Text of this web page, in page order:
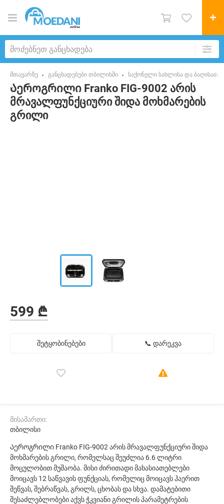
მთავარზე განცხადებები თბილისში საქონელი სახლისა და
Აეროგრილი Franko FIG-9002 არის
მრავალფუნქციური შიდა მოხმარების
გრილი
599 ₾
შეტყობინებები 📞 დარეკვა
მისამართი:
თბილისი
Აეროგრილი Franko FIG-9002 არის მრავალფუნქციური შიდა
მოხმარების გრილი, რომელსაც შეუძლია 6.6 ლიტრი
მოცულობით მუშაობა. მისი ძირითადი მახასიათებლები
მოიცავს 12 საწვავის ფუნქციას, რომელიც მოიცავს ჰაერით
შეწვას, შებრაწვას, გრილს, ცხობას და სხვა. დამატებითი
შესაძლებლობები აქვს ჭკვიანი გრილის პარამეტრების